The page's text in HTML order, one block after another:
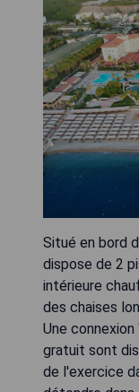
Situé en bord
dispose de 2
intérieure
des chaises
Une
gratuit sont
de l'exercice